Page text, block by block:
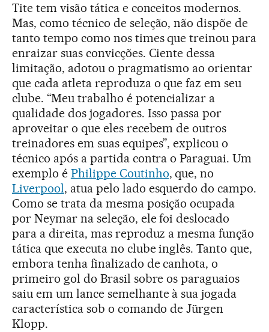
Tite tem visão tática e conceitos modernos.
Mas, como técnico de seleção, não dispõe de
tanto tempo como nos times que treinou para
enraizar suas convicções. Ciente dessa
limitação, adotou o pragmatismo ao orientar
que cada atleta reproduza o que faz em seu
clube. “Meu trabalho é potencializar a
qualidade dos jogadores. Isso passa por
aproveitar o que eles recebem de outros
treinadores em suas equipes”, explicou o
técnico após a partida contra o Paraguai. Um
exemplo é Philippe Coutinho, que, no
Liverpool, atua pelo lado esquerdo do campo.
Como se trata da mesma posição ocupada
por Neymar na seleção, ele foi deslocado
para a direita, mas reproduz a mesma função
tática que executa no clube inglês. Tanto que,
embora tenha finalizado de canhota, o
primeiro gol do Brasil sobre os paraguaios
saiu em um lance semelhante à sua jogada
característica sob o comando de Jürgen
Klopp.